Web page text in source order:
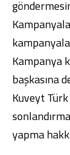
Kampanya
başkasına
Kuveyt
yapma